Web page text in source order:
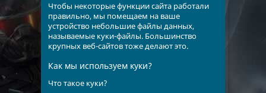
Чтобы некоторые функции сайта работали
правильно, мы помещаем на ваше
устройство небольшие файлы данных,
называемые куки-файлы. Большинство
крупных веб-сайтов тоже делают это.
Как мы используем куки?
Что такое куки?